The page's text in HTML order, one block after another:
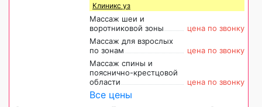
Клиникс уз
Массаж шеи и
воротниковой зоны
цена по звонку
Массаж для взрослых
по зонам
цена по звонку
Массаж спины и
пояснично-крестцовой
области
цена по звонку
Все цены